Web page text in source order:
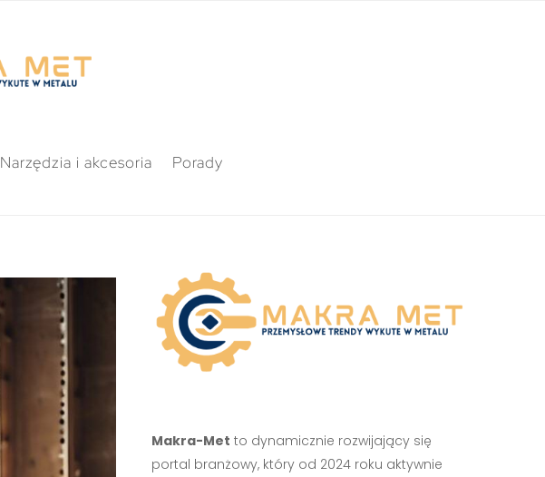
Narzędzia i akcesoria Porady
Makra-Met to dynamicznie rozwijający się
portal branżowy, który od 2024 roku aktywnie